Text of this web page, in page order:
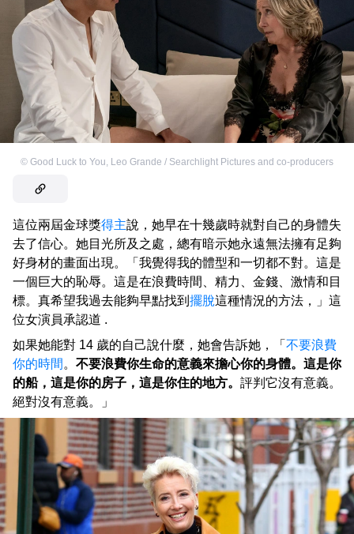
© Good Luck to You, Leo Grande / Searchlight Pictures and co-producers
這位兩屆金球獎得主說，她早在十幾歲時就對自己的身體失
去了信心。她目光所及之處，總有暗示她永遠無法擁有足夠
好身材的畫面出現。「我覺得我的體型和一切都不對。這是
一個巨大的恥辱。這是在浪費時間、精力、金錢、激情和目
標。真希望我過去能夠早點找到 擺脫這種情況的方法，」這
位女演員承認道 .
如果她能對 14 歲的自己說什麼，她會告訴她，「 不要浪費
你的時間 。 不要浪費你生命的意義來擔心你的身體。這是你
的船，這是你的房子，這是你住的地方。 評判它沒有意義。
絕對沒有意義。」